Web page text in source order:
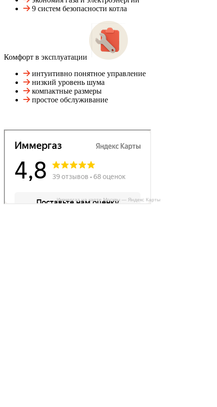
9 систем безопасности котла
Комфорт в эксплуатации
интуитивно понятное управление
низкий уровень шума
компактные размеры
простое обслуживание
Иммергаз на карте Москвы — Яндекс Карты